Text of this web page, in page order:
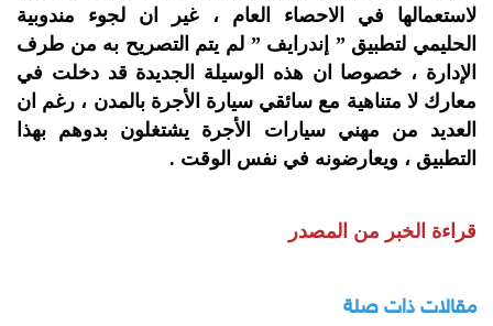
لاستعمالها في الاحصاء العام ، غير ان لجوء مندوبية
الحليمي لتطبيق ” إندرايف ” لم يتم التصريح به من طرف
الإدارة ، خصوصا ان هذه الوسيلة الجديدة قد دخلت في
معارك لا متناهية مع سائقي سيارة الأجرة بالمدن ، رغم ان
العديد من مهني سيارات الأجرة يشتغلون بدوهم بهذا
التطبيق ، ويعارضونه في نفس الوقت .
قراءة الخبر من المصدر
مقالات ذات صلة